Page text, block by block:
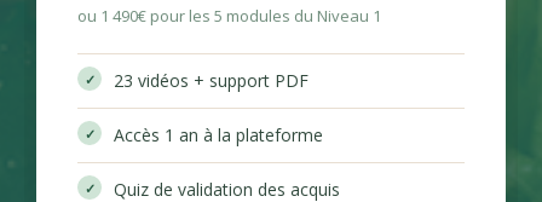
ou 1 490€ pour les 5 modules du Niveau 1
23 vidéos + support PDF
Accès 1 an à la plateforme
Quiz de validation des acquis